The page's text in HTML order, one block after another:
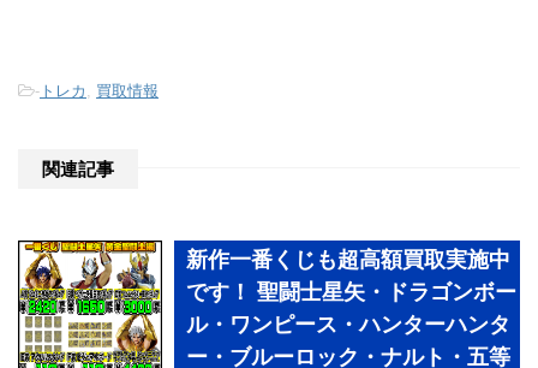
- トレカ , 買取情報
関連記事
新作一番くじも超高額買取実施中
です！ 聖闘士星矢・ドラゴンボー
ル・ワンピース・ハンターハンタ
ー・ブルーロック・ナルト・五等